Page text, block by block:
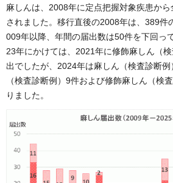
麻しんは、2008年に定点把握対象疾患か
されました。移行直後の2008年は、389件
009年以降、年間の届出数は50件を下回っ
23年にかけては、2021年に修飾麻しん（
出でしたが、2024年は麻しん（検査診断
（検査診断例）9件および修飾麻しん（検
りました。